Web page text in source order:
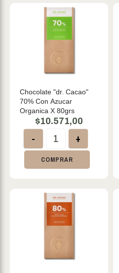
Chocolate "dr. Cacao"
70% Con Azucar
Organica X 80grs
$10.571,00
- +
COMPRAR